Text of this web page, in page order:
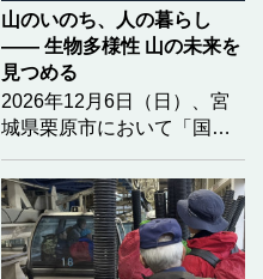
応募してください！
山のいのち、人の暮らし
―― 生物多様性 山の未来を
見つめる
2026年12月6日（日）、宮
城県栗原市において「国際
みやぎ」を開催いたしま
す。 今年のテーマは「生物
多様性」。 気候変動という
大きな揺らぎの中で、山と